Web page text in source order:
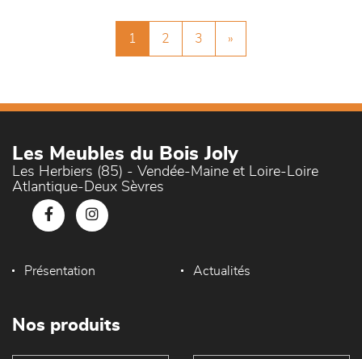
1 2 3 »
Les Meubles du Bois Joly
Les Herbiers (85) - Vendée-Maine et Loire-Loire
Atlantique-Deux Sèvres
Présentation Actualités
Nos produits